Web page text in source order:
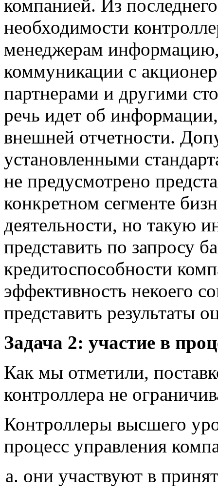
компанией. Из
необходимости
менеджерам
коммуникации с
партнерами и другими
речь идет об
внешней отчетности.
установленными
не предусмотрено
конкретном сегменте
деятельности, но такую
представить по запросу
кредитоспособности
эффективность некоего
представить результаты
Задача 2: участие в
Как мы отметили,
контроллера не
Контроллеры высшего
процесс управления
они участвуют в